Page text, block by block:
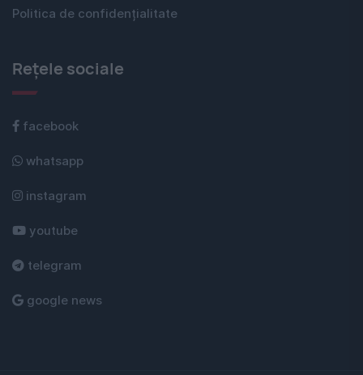
Politica de confidențialitate
Rețele sociale
facebook
whatsapp
instagram
youtube
telegram
google news